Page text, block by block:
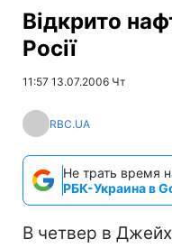
Відкрито
Росії
11:57 13.07.2006 Чт
RBC.UA
Не трать время
РБК-Украина в
В четвер в